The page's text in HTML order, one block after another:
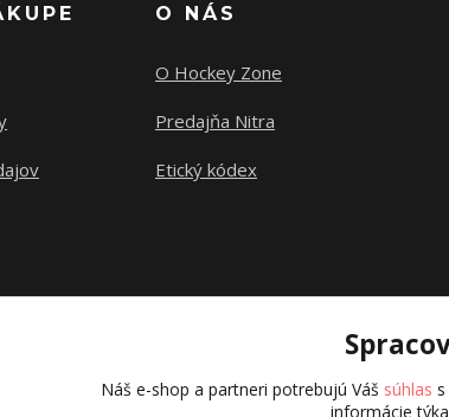
O NÁS
O Hockey Zone
Predajňa Nitra
Etický kódex
Náš e-shop a partneri potrebujú Váš súhlas
informácie